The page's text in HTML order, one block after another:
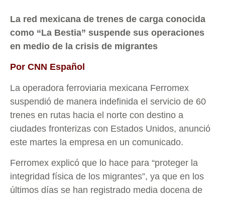
La red mexicana de trenes de carga conocida
como “La Bestia” suspende sus operaciones
en medio de la crisis de migrantes
Por CNN Español
La operadora ferroviaria mexicana Ferromex
suspendió de manera indefinida el servicio de 60
trenes en rutas hacia el norte con destino a
ciudades fronterizas con Estados Unidos, anunció
este martes la empresa en un comunicado.
Ferromex explicó que lo hace para “proteger la
integridad física de los migrantes”, ya que en los
últimos días se han registrado media docena de